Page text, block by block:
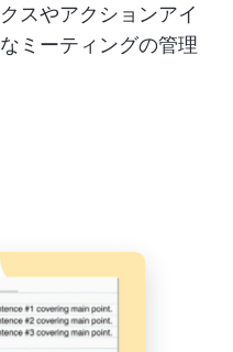
スやアクションアイ
ミーティングの管理